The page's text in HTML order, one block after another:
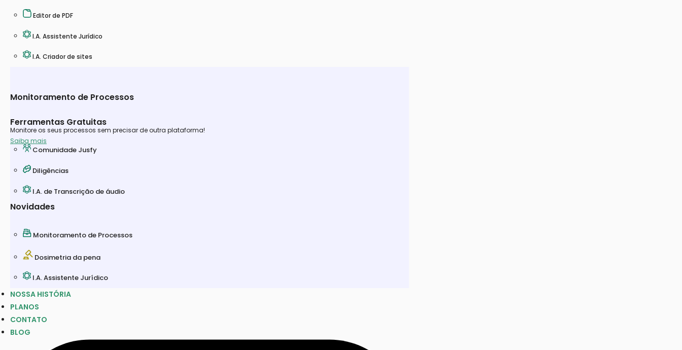
Editor de PDF
I.A. Assistente Jurídico
I.A. Criador de sites
Monitoramento de Processos
Monitore os seus processos sem precisar de outra plataforma!
Saiba mais
Ferramentas Gratuitas
Comunidade Jusfy
Diligências
I.A. de Transcrição de áudio
Novidades
Monitoramento de Processos
Dosimetria da pena
I.A. Assistente Jurídico
NOSSA HISTÓRIA
PLANOS
CONTATO
BLOG